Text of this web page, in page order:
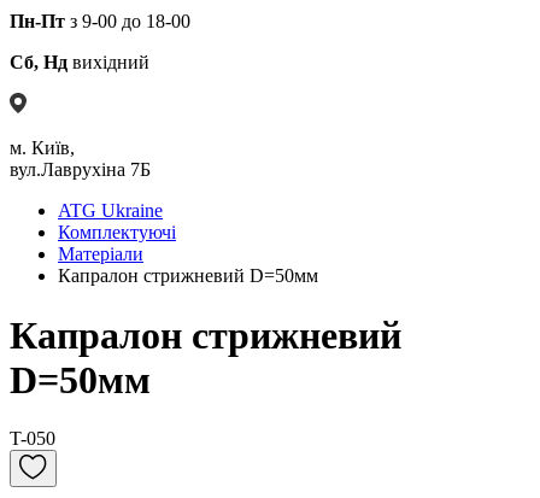
Пн-Пт з 9-00 до 18-00
Сб, Нд вихідний
м. Київ,
вул.Лаврухіна 7Б
ATG Ukraine
Комплектуючі
Матеріали
Капралон стрижневий D=50мм
Капралон стрижневий
D=50мм
T-050